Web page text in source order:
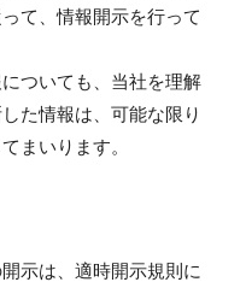
て、情報開示を行って
ついても、当社を理解
た情報は、可能な限り
まいります。
示は、適時開示規則に